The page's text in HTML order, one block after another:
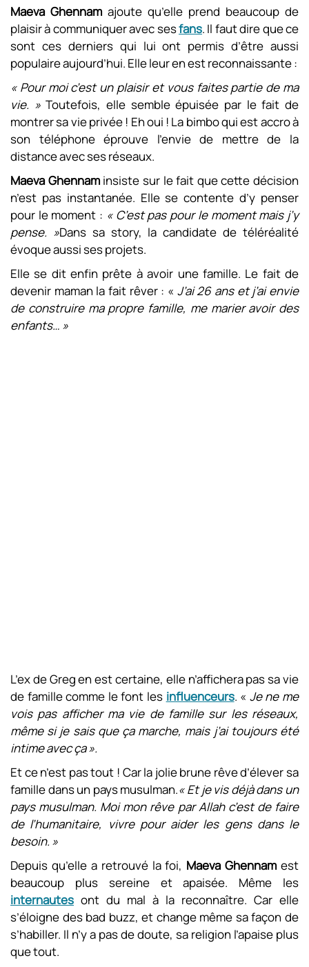
Maeva Ghennam ajoute qu’elle prend beaucoup de
plaisir à communiquer avec sesfans. Il faut dire que ce
sont ces derniers qui lui ont permis d’être aussi
populaire aujourd’hui. Elle leur en est reconnaissante :
« Pour moi c’est un plaisir et vous faites partie de ma
vie. »Toutefois, elle semble épuisée par le fait de
montrer sa vie privée ! Eh oui ! La bimbo qui est accro à
son téléphone éprouve l’envie de mettre de la
distance avec ses réseaux.
Maeva Ghennaminsiste sur le fait que cette décision
n’est pas instantanée. Elle se contente d’y penser
pour le moment : « C’est pas pour le moment mais j’y
pense. »Dans sa story, la candidate de téléréalité
évoque aussi ses projets.
Elle se dit enfin prête à avoir une famille. Le fait de
devenir maman la fait rêver : « J’ai 26 ans et j’ai envie
de construire ma propre famille, me marier avoir des
enfants… »
L’ex de Greg en est certaine, elle n’affichera pas sa vie
de famille comme le font les influenceurs. « Je ne me
vois pas afficher ma vie de famille sur les réseaux,
même si je sais que ça marche, mais j’ai toujours été
intime avec ça ».
Et ce n’est pas tout ! Car la jolie brune rêve d’élever sa
famille dans un pays musulman.« Et je vis déjà dans un
pays musulman. Moi mon rêve par Allah c’est de faire
de l’humanitaire, vivre pour aider les gens dans le
besoin. »
Depuis qu’elle a retrouvé la foi, Maeva Ghennam est
beaucoup plus sereine et apaisée. Même les
internautes ont du mal à la reconnaître. Car elle
s’éloigne des bad buzz, et change même sa façon de
s’habiller. Il n’y a pas de doute, sa religion l’apaise plus
que tout.